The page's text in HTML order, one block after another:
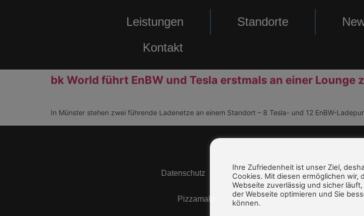
Leistungen Standorte
Kontakt
bk World führt EnBW und Tesla erstmals an einer Lounge
In Münster stehen zwei führende Ladenetze an einem Standort – 8 Tesla- und 12 EnBW-
Datenschutz Impressum
Pizzamaker
Ihre Zufriedenheit ist unser Ziel,
Cookies. Mit diesen ermöglichen wir,
Webseite zuverlässig und sicher
der Webseite optimieren und Sie
können.